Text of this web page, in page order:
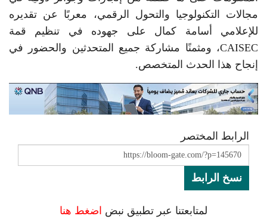
مجالات التكنولوجيا والتحول الرقمي، معربًا عن تقديره
للإعلامي أسامة كمال على جهوده في تنظيم قمة
CAISEC، ومثمنًا مشاركة جميع المتحدثين والحضور في
إنجاح هذا الحدث المتخصص.
الرابط المختصر
نسخ الرابط
لمتابعتنا عبر تطبيق نبض اضغط هنا